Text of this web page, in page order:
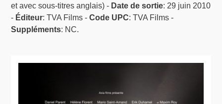
et avec sous-titres anglais) - Date de sortie: 29 juin 2010
- Éditeur: TVA Films -Code UPC: TVA Films -
Suppléments: NC.